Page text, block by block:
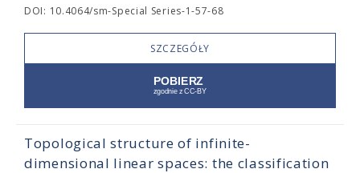
DOI: 10.4064/sm-Special Series-1-57-68
SZCZEGÓŁY
Topological structure of infinite-
dimensional linear spaces: the classification